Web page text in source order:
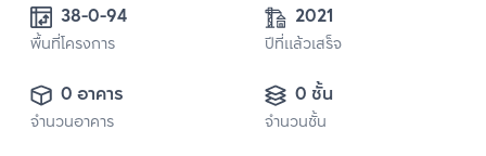
38-0-94
พื้นที่โครงการ
2021
ปีที่แล้วเสร็จ
0 อาคาร
จำนวนอาคาร
0 ชั้น
จำนวนชั้น